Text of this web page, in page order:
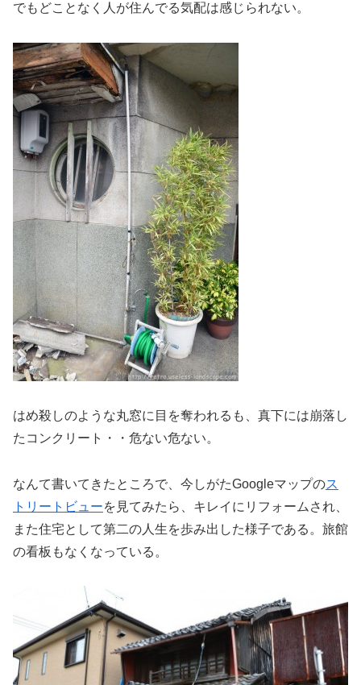
でもどことなく人が住んでる気配は感じられない。
はめ殺しのような丸窓に目を奪われるも、真下には崩落し
たコンクリート・・危ない危ない。
なんて書いてきたところで、今しがたGoogleマップのス
トリートビューを見てみたら、キレイにリフォームされ、
また住宅として第二の人生を歩み出した様子である。旅館
の看板もなくなっている。